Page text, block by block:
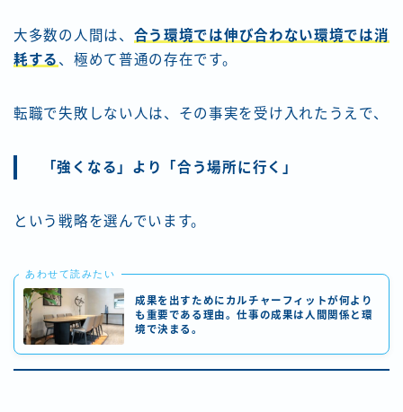
大多数の人間は、 合う環境では伸び合わない環境では消
耗する 、極めて普通の存在です。
転職で失敗しない人は、その事実を受け入れたうえで、
「強くなる」より「合う場所に行く」
という戦略を選んでいます。
あわせて読みたい
成果を出すためにカルチャーフィットが何より
も重要である理由。仕事の成果は人間関係と環
境で決まる。